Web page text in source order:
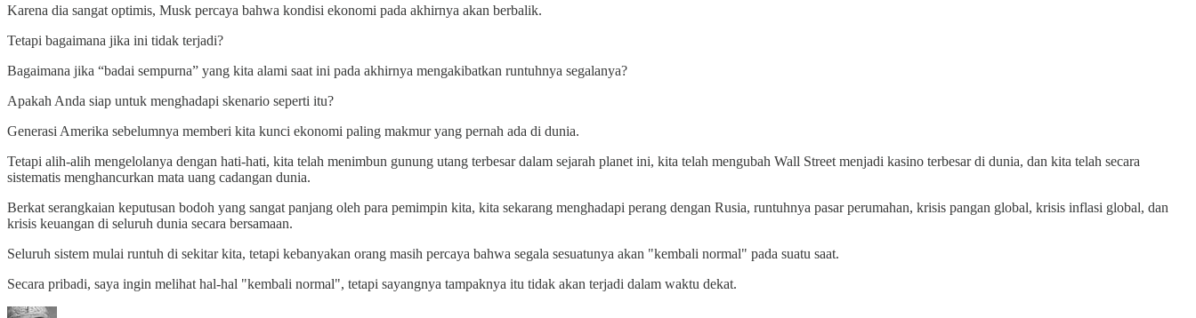
Karena dia sangat optimis, Musk percaya bahwa kondisi ekonomi pada akhirnya akan berbalik.
Tetapi bagaimana jika ini tidak terjadi?
Bagaimana jika “badai sempurna” yang kita alami saat ini pada akhirnya mengakibatkan runtuhnya segalanya?
Apakah Anda siap untuk menghadapi skenario seperti itu?
Generasi Amerika sebelumnya memberi kita kunci ekonomi paling makmur yang pernah ada di dunia.
Tetapi alih-alih mengelolanya dengan hati-hati, kita telah menimbun gunung utang terbesar dalam sejarah planet ini, kita telah mengubah Wall Street menjadi kasino terbesar di dunia, dan kita telah secara
sistematis menghancurkan mata uang cadangan dunia.
Berkat serangkaian keputusan bodoh yang sangat panjang oleh para pemimpin kita, kita sekarang menghadapi perang dengan Rusia, runtuhnya pasar perumahan, krisis pangan global, krisis inflasi global, dan
krisis keuangan di seluruh dunia secara bersamaan.
Seluruh sistem mulai runtuh di sekitar kita, tetapi kebanyakan orang masih percaya bahwa segala sesuatunya akan "kembali normal" pada suatu saat.
Secara pribadi, saya ingin melihat hal-hal "kembali normal", tetapi sayangnya tampaknya itu tidak akan terjadi dalam waktu dekat.